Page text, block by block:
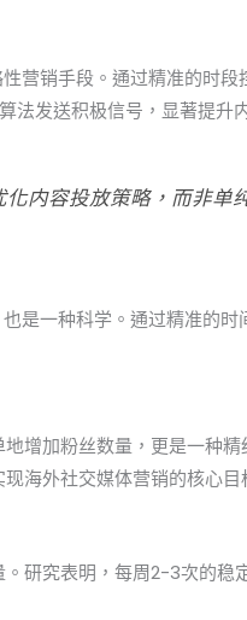
营销手段。通过精准的时段
法发送积极信号，显著提升
内容投放策略，而非单
是一种科学。通过精准的时
增加粉丝数量，更是一种
海外社交媒体营销的核心目
研究表明，每周2-3次的稳